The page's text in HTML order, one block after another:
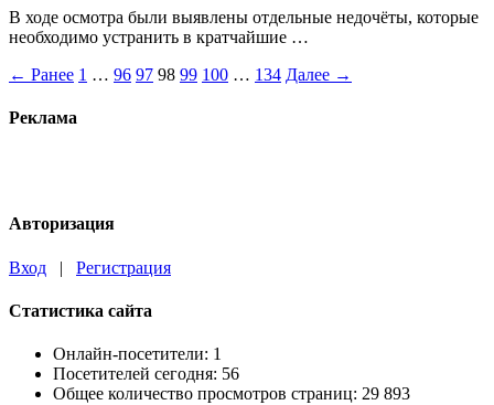
В ходе осмотра были выявлены отдельные недочёты, которые
необходимо устранить в кратчайшие …
← Ранее 1 … 96 97 98 99 100 … 134 Далее →
Реклама
Авторизация
Вход | Регистрация
Статистика сайта
Онлайн-посетители: 1
Посетителей сегодня: 56
Общее количество просмотров страниц: 29 893